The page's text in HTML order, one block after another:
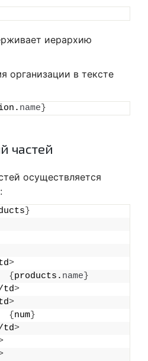
иерархию
организации в тексте
name }
частей
осуществляется
}
>
{ products. name }
td>
>
{ num}
td>